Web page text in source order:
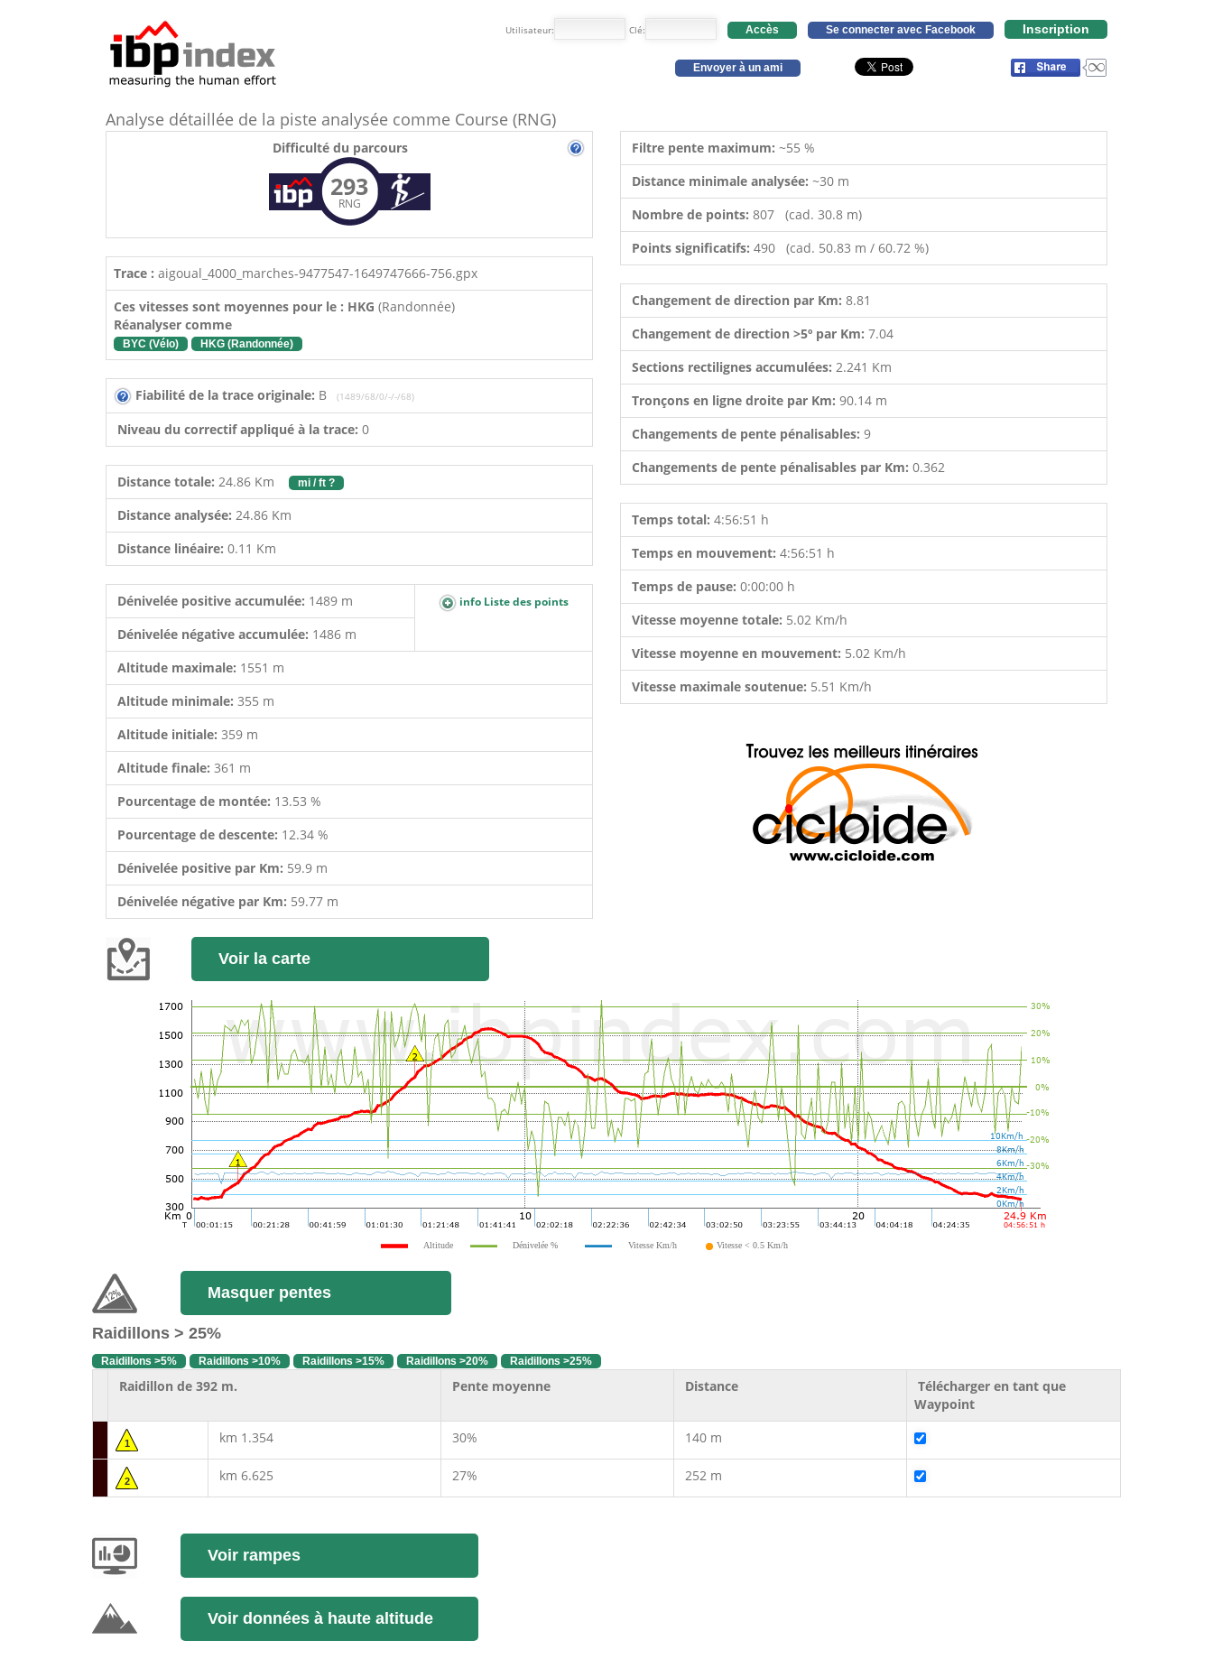
Utilisateur: Clé: Accès Se connecter avec Facebook Inscription
Envoyer à un ami
Analyse détaillée de la piste analysée comme Course (RNG)
Difficulté du parcours
293
RNG
Trace : aigoual_4000_marches-9477547-1649747666-756.gpx
Ces vitesses sont moyennes pour le : HKG (Randonnée)
Réanalyser comme
BYC (Vélo) HKG (Randonnée)
Fiabilité de la trace originale: B (1489/68/0/-/-/68)
Niveau du correctif appliqué à la trace: 0
Distance totale: 24.86 Km mi / ft ?
Distance analysée: 24.86 Km
Distance linéaire: 0.11 Km
Dénivelée positive accumulée: 1489 m info Liste des points
Dénivelée négative accumulée: 1486 m
Altitude maximale: 1551 m
Altitude minimale: 355 m
Altitude initiale: 359 m
Altitude finale: 361 m
Pourcentage de montée: 13.53 %
Pourcentage de descente: 12.34 %
Dénivelée positive par Km: 59.9 m
Dénivelée négative par Km: 59.77 m
Filtre pente maximum: ~55 %
Distance minimale analysée: ~30 m
Nombre de points: 807 (cad. 30.8 m)
Points significatifs: 490 (cad. 50.83 m / 60.72 %)
Changement de direction par Km: 8.81
Changement de direction >5º par Km: 7.04
Sections rectilignes accumulées: 2.241 Km
Tronçons en ligne droite par Km: 90.14 m
Changements de pente pénalisables: 9
Changements de pente pénalisables par Km: 0.362
Temps total: 4:56:51 h
Temps en mouvement: 4:56:51 h
Temps de pause: 0:00:00 h
Vitesse moyenne totale: 5.02 Km/h
Vitesse moyenne en mouvement: 5.02 Km/h
Vitesse maximale soutenue: 5.51 Km/h
Voir la carte
Altitude Dénivelée % Vitesse Km/h Vitesse < 0.5 Km/h
Masquer pentes
Raidillons > 25%
Raidillons >5% Raidillons >10% Raidillons >15% Raidillons >20% Raidillons >25%
Raidillon de 392 m. Pente moyenne Distance
Télécharger en tant que
Waypoint
1 km 1.354 30% 140 m
2 km 6.625 27% 252 m
Voir rampes
Voir données à haute altitude